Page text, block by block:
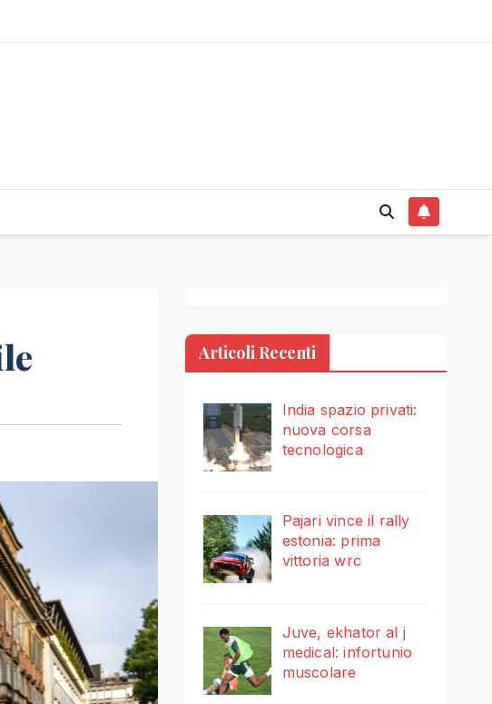
Articoli Recenti
India spazio privati:
nuova corsa
tecnologica
Pajari vince il rally
estonia: prima
vittoria wrc
Juve, ekhator al j
medical: infortunio
muscolare